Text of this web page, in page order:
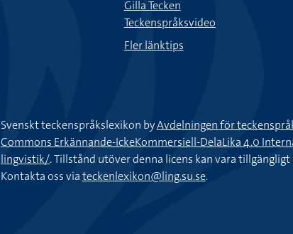
Gilla Tecken
Teckenspråksvideo
Fler länktips
Svenskt teckenspråkslexikon byAvdelningen för
Commons Erkännande-IckeKommersiell-DelaLika 4.0
lingvistik/. Tillstånd utöver denna licens kan vara tillgängligt
Kontakta oss viateckenlexikon@ling.su.se.